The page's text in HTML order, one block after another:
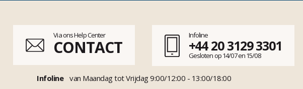
Via ons Help Center
CONTACT
Infoline
+44 20 3129 3301
Gesloten op 14/07 en 15/08
Infoline van Maandag tot Vrijdag 9:00/12:00 - 13:00/18:00